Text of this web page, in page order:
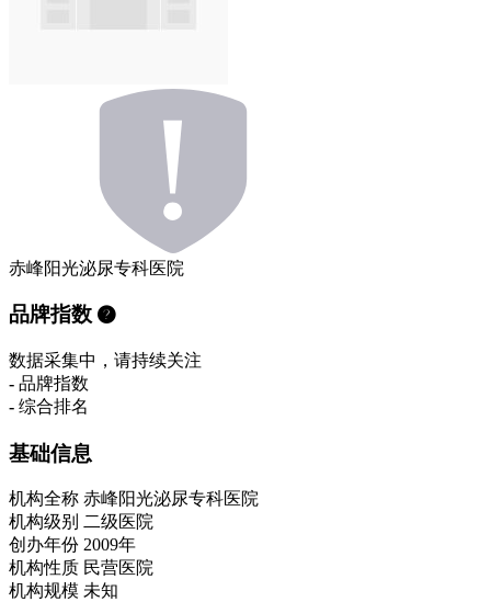
赤峰阳光泌尿专科医院
品牌指数
数据采集中，请持续关注
- 品牌指数
- 综合排名
基础信息
机构全称 赤峰阳光泌尿专科医院
机构级别 二级医院
创办年份 2009年
机构性质 民营医院
机构规模 未知